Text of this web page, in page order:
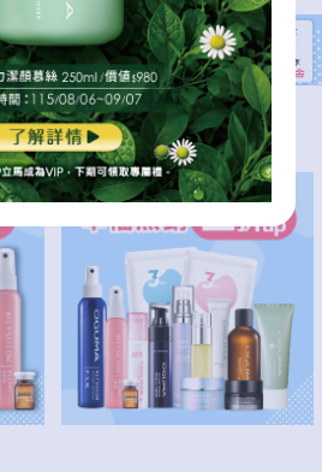
本檔熱銷